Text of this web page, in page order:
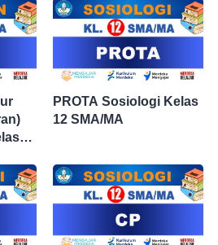
PROTA Sosiologi Kelas
12 SMA/MA